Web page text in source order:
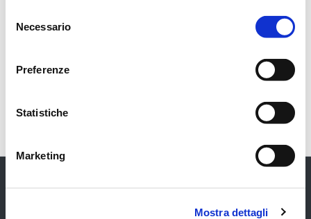
delNecessario
Preferenze
Statistiche
Marketing
Mostra dettagli
Cosa fare dopo l'acquisto